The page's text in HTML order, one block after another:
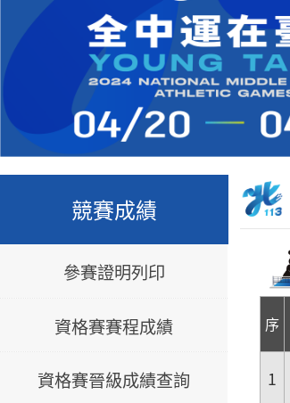
競賽成績
參賽證明列印
資格賽賽程成績
資格賽晉級成績查詢
序
1